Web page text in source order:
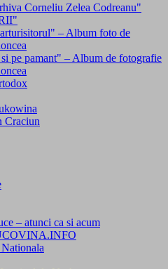
Corneliu Zelea Codreanu"
– Album foto de
pe pamant" – Album de fotografie
Craciun
– atunci ca si acum